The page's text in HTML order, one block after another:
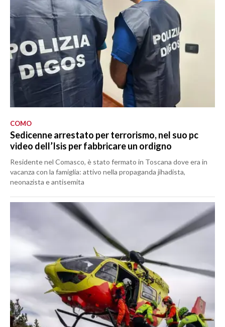
COMO
Sedicenne arrestato per terrorismo, nel suo pc
video dell’Isis per fabbricare un ordigno
Residente nel Comasco, è stato fermato in Toscana dove era in
vacanza con la famiglia: attivo nella propaganda jihadista,
neonazista e antisemita